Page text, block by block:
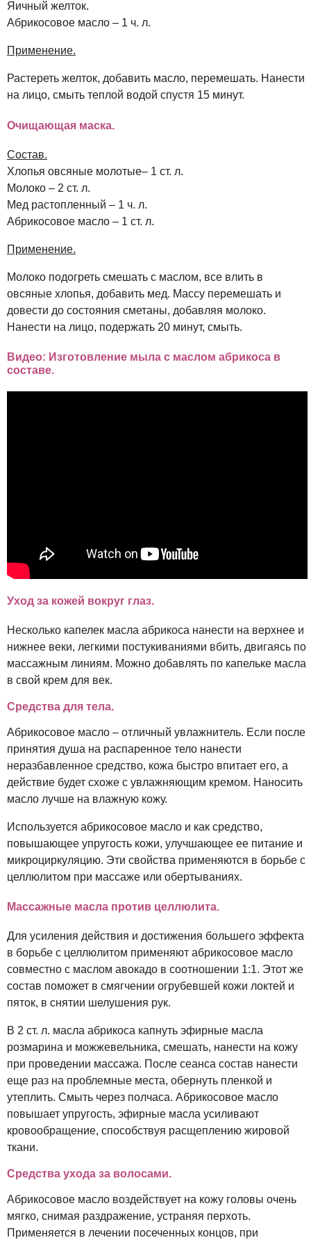
Яичный желток.
Абрикосовое масло – 1 ч. л.
Применение.
Растереть желток, добавить масло, перемешать. Нанести
на лицо, смыть теплой водой спустя 15 минут.
Очищающая маска.
Состав.
Хлопья овсяные молотые– 1 ст. л.
Молоко – 2 ст. л.
Мед растопленный – 1 ч. л.
Абрикосовое масло – 1 ст. л.
Применение.
Молоко подогреть смешать с маслом, все влить в
овсяные хлопья, добавить мед. Массу перемешать и
довести до состояния сметаны, добавляя молоко.
Нанести на лицо, подержать 20 минут, смыть.
Видео: Изготовление мыла с маслом абрикоса в
составе.
Уход за кожей вокруг глаз.
Несколько капелек масла абрикоса нанести на верхнее и
нижнее веки, легкими постукиваниями вбить, двигаясь по
массажным линиям. Можно добавлять по капельке масла
в свой крем для век.
Средства для тела.
Абрикосовое масло – отличный увлажнитель. Если после
принятия душа на распаренное тело нанести
неразбавленное средство, кожа быстро впитает его, а
действие будет схоже с увлажняющим кремом. Наносить
масло лучше на влажную кожу.
Используется абрикосовое масло и как средство,
повышающее упругость кожи, улучшающее ее питание и
микроциркуляцию. Эти свойства применяются в борьбе с
целлюлитом при массаже или обертываниях.
Массажные масла против целлюлита.
Для усиления действия и достижения большего эффекта
в борьбе с целлюлитом применяют абрикосовое масло
совместно с маслом авокадо в соотношении 1:1. Этот же
состав поможет в смягчении огрубевшей кожи локтей и
пяток, в снятии шелушения рук.
В 2 ст. л. масла абрикоса капнуть эфирные масла
розмарина и можжевельника, смешать, нанести на кожу
при проведении массажа. После сеанса состав нанести
еще раз на проблемные места, обернуть пленкой и
утеплить. Смыть через полчаса. Абрикосовое масло
повышает упругость, эфирные масла усиливают
кровообращение, способствуя расщеплению жировой
ткани.
Средства ухода за волосами.
Абрикосовое масло воздействует на кожу головы очень
мягко, снимая раздражение, устраняя перхоть.
Применяется в лечении посеченных концов, при